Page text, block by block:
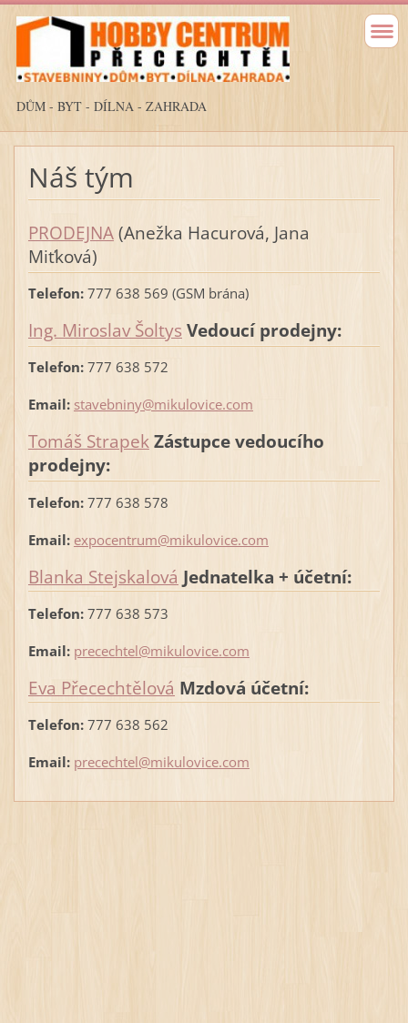
DŮM - BYT - DÍLNA - ZAHRADA
Náš tým
PRODEJNA(Anežka Hacurová, Jana
Miťková)
Telefon:777 638 569 (GSM brána)
Ing. Miroslav Šoltys Vedoucí prodejny:
Telefon:777 638 572
Email: stavebniny@mikulovice.com
Tomáš StrapekZástupce vedoucího
prodejny:
Telefon:777 638 578
Email: expocentrum@mikulovice.com
Blanka Stejskalová Jednatelka + účetní:
Telefon:777 638 573
Email: precechtel@mikulovice.com
Eva Přecechtělová Mzdová účetní:
Telefon:777 638 562
Email: precechtel@mikulovice.com